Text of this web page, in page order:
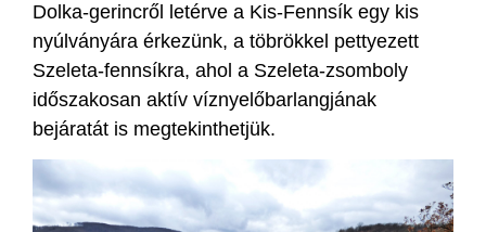
Dolka-gerincről letérve a Kis-Fennsík egy kis
nyúlványára érkezünk, a töbrökkel pettyezett
Szeleta-fennsíkra, ahol a Szeleta-zsomboly
időszakosan aktív víznyelőbarlangjának
bejáratát is megtekinthetjük.